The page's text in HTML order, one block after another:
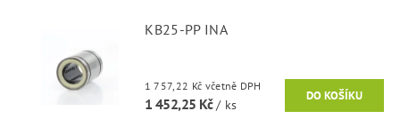
KB25-PP INA
1 757,22 Kč včetně DPH
1 452,25 Kč/ ks